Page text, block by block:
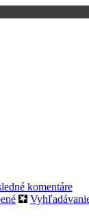
komentáre